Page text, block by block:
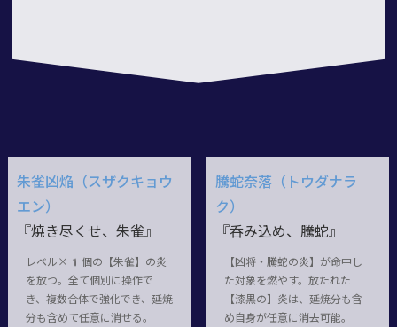
朱雀凶焔（スザクキョウ
エン）
『焼き尽くせ、朱雀』
レベル×1個の【朱雀】の炎
を放つ。全て個別に操作で
き、複数合体で強化でき、延焼
分も含めて任意に消せる。
騰蛇奈落（トウダナラ
ク）
『呑み込め、騰蛇』
【凶将・騰蛇の炎】が命中し
た対象を燃やす。放たれた
【漆黒の】炎は、延焼分も含
め自身が任意に消去可能。